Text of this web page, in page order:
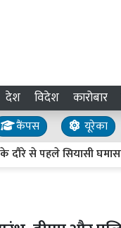
देश विदेश कारोबार
कैंपस यूरेका
से पहले सियासी